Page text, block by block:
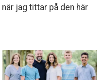
jag tittar på den här